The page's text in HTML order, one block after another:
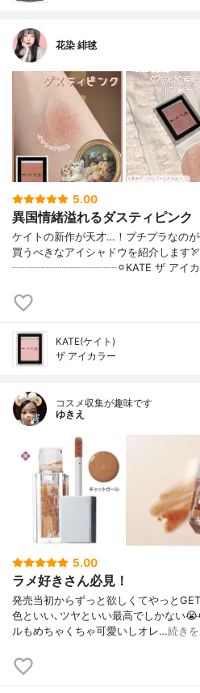
花染 緋毬
5.00
異国情緒溢れるダスティピンク
ケイトの新作が天才…！プチプラなの
買うべきなアイシャドウを紹介します
┈┈┈┈┈┈┈┈┈┈⚪︎KATE ザ アイカ
KATE(ケイト)
ザ アイカラー
コスメ収集が趣味です
ゆきえ
5.00
ラメ好きさん必見！
発売当初からずっと欲しくてやっと
色といい､ツヤといい最高でしかない
ルもめちゃくちゃ可愛いしオレ…続き